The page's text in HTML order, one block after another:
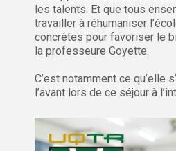
les talents. Et que tous
travailler à réhumaniser
concrètes pour favoriser le
la professeure Goyette.
C’est notamment ce qu’elle
l’avant lors de ce séjour à